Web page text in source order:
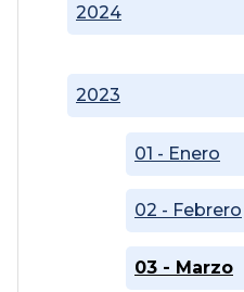
2023
01 - Enero
02 - Febrero
03 - Marzo
2024